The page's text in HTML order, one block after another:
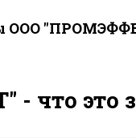
ООО
что это